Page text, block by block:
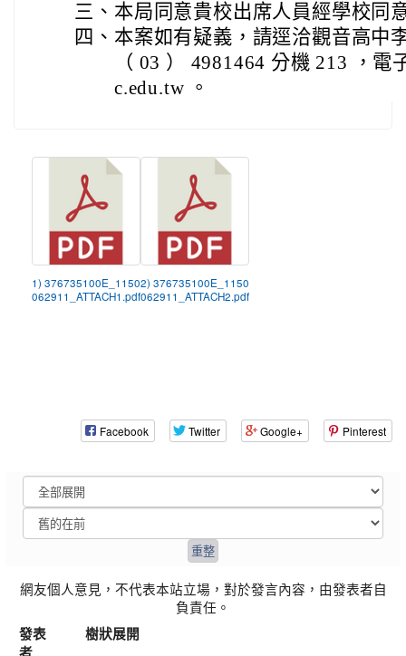
三、 本局同意貴校出席人員經學校同
四、 本案如有疑義，請逕洽觀音高中
（ 03 ） 4981464 分機 213 ，
c.edu.tw 。
1) 376735100E_1150
062911_ATTACH1.pdf
2) 376735100E_1150
062911_ATTACH2.pdf
Facebook Twitter Google+ Pinterest
網友個人意見，不代表本站立場，對於發言內容，由發表者自
負責任。
發表
樹狀展開